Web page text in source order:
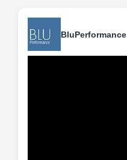
BluPerformance